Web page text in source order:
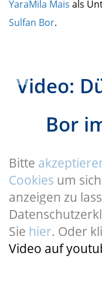
YaraMila Mais als
Sulfan Bor.
Video:
Bor
Bitte
Cookies um
anzeigen zu
Sie hier. Oder
Video auf